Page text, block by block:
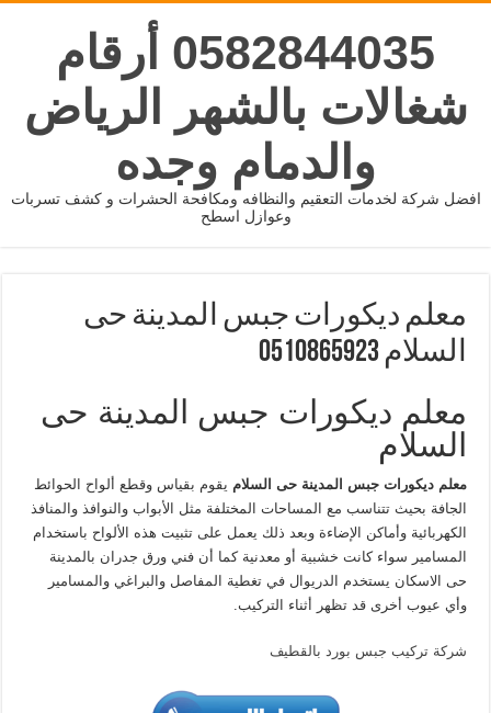
0582844035 أرقام
شغالات بالشهر الرياض
والدمام وجده
افضل شركة لخدمات التعقيم والنظافه ومكافحة الحشرات و كشف تسربات
وعوازل اسطح
معلم ديكورات جبس المدينة حى
السلام 0510865923
معلم ديكورات جبس المدينة حى
السلام
معلم ديكورات جبس المدينة حى السلام يقوم بقياس وقطع ألواح الحوائط
الجافة بحيث تتناسب مع المساحات المختلفة مثل الأبواب والنوافذ والمنافذ
الكهربائية وأماكن الإضاءة وبعد ذلك يعمل على تثبيت هذه الألواح باستخدام
المسامير سواء كانت خشبية أو معدنية كما أن فني ورق جدران بالمدينة
حى الاسكان يستخدم الدريوال في تغطية المفاصل والبراغي والمسامير
وأي عيوب أخرى قد تظهر أثناء التركيب.
شركة تركيب جبس بورد بالقطيف